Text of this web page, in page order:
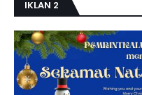
IKLAN 2